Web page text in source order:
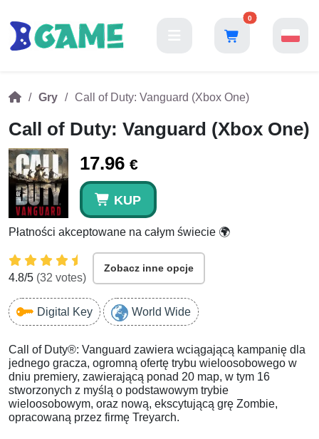
0
Gry Call of Duty: Vanguard (Xbox One)
Call of Duty: Vanguard (Xbox One)
17.96 €
KUP
Płatności akceptowane na całym świecie 🌍
4.8/5 (32 votes)
Zobacz inne opcje
Digital Key World Wide
Call of Duty®: Vanguard zawiera wciągającą kampanię dla
jednego gracza, ogromną ofertę trybu wieloosobowego w
dniu premiery, zawierającą ponad 20 map, w tym 16
stworzonych z myślą o podstawowym trybie
wieloosobowym, oraz nową, ekscytującą grę Zombie,
opracowaną przez firmę Treyarch.